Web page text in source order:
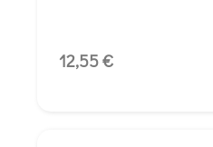
12,55 €